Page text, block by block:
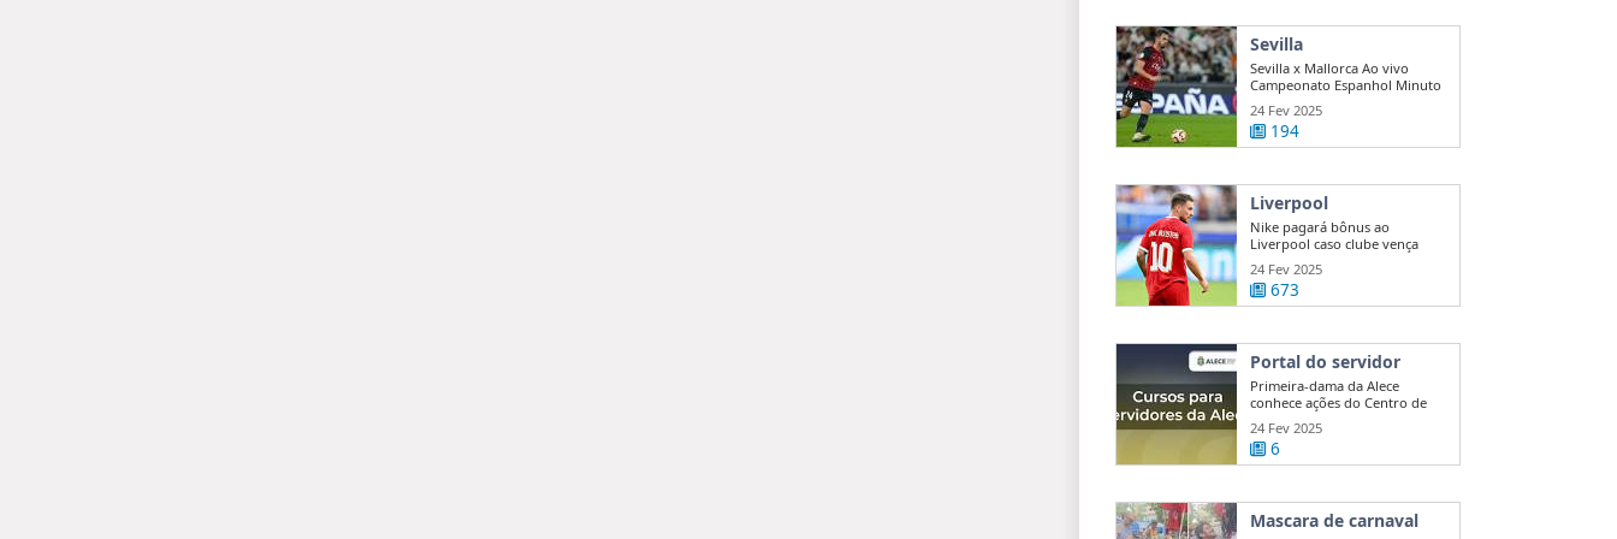
Sevilla
Sevilla x Mallorca Ao vivo
Campeonato Espanhol Minuto
a ...
24 Fev 2025
194
Liverpool
Nike pagará bônus ao
Liverpool caso clube vença
Premier League
24 Fev 2025
673
Portal do servidor
Primeira-dama da Alece
conhece ações do Centro de
Mediação e ...
24 Fev 2025
6
Mascara de carnaval